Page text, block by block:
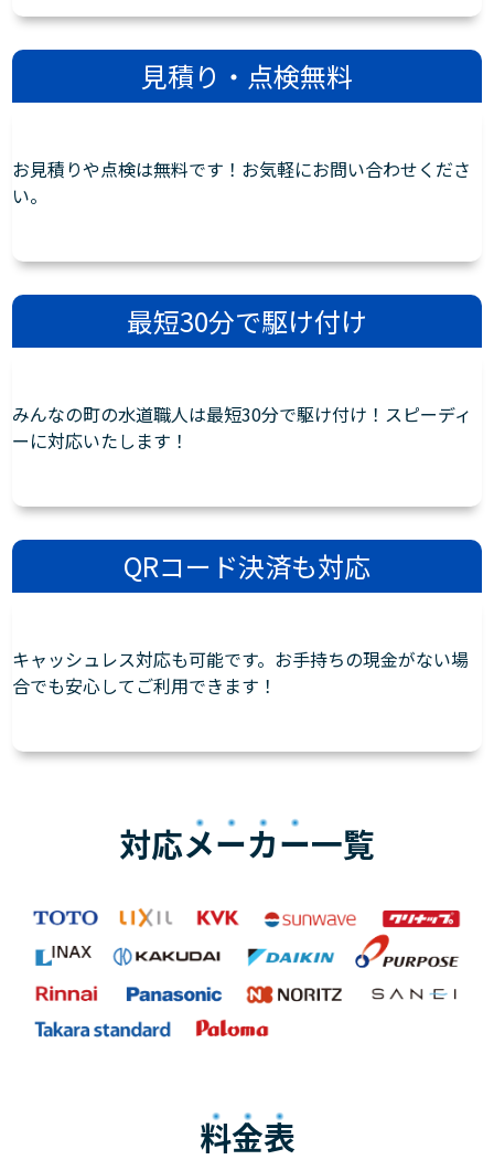
見積り・点検無料
お見積りや点検は無料です！お気軽にお問い合わせくださ
い。
最短30分で駆け付け
みんなの町の水道職人は最短30分で駆け付け！スピーディ
ーに対応いたします！
QRコード決済も対応
キャッシュレス対応も可能です。お手持ちの現金がない場
合でも安心してご利用できます！
対応メーカー一覧
料金表